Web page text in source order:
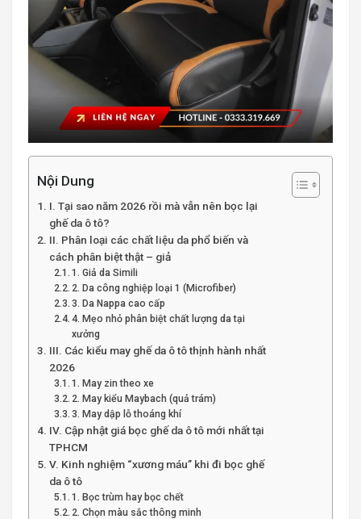
Nội Dung
I. Tại sao năm 2026 rồi mà vẫn nên bọc lại
ghế da ô tô?
II. Phân loại các chất liệu da phổ biến và
cách phân biệt thật – giả
1. Giả da Simili
2. Da công nghiệp loại 1 (Microfiber)
3. Da Nappa cao cấp
4. Mẹo nhỏ phân biệt chất lượng da tại
xưởng
III. Các kiểu may ghế da ô tô thịnh hành nhất
2026
1. May zin theo xe
2. May kiểu Maybach (quả trám)
3. May dập lỗ thoáng khí
IV. Cập nhật giá bọc ghế da ô tô mới nhất tại
TPHCM
V. Kinh nghiệm “xương máu” khi đi bọc ghế
da ô tô
1. Bọc trùm hay bọc chết
2. Chọn màu sắc thông minh